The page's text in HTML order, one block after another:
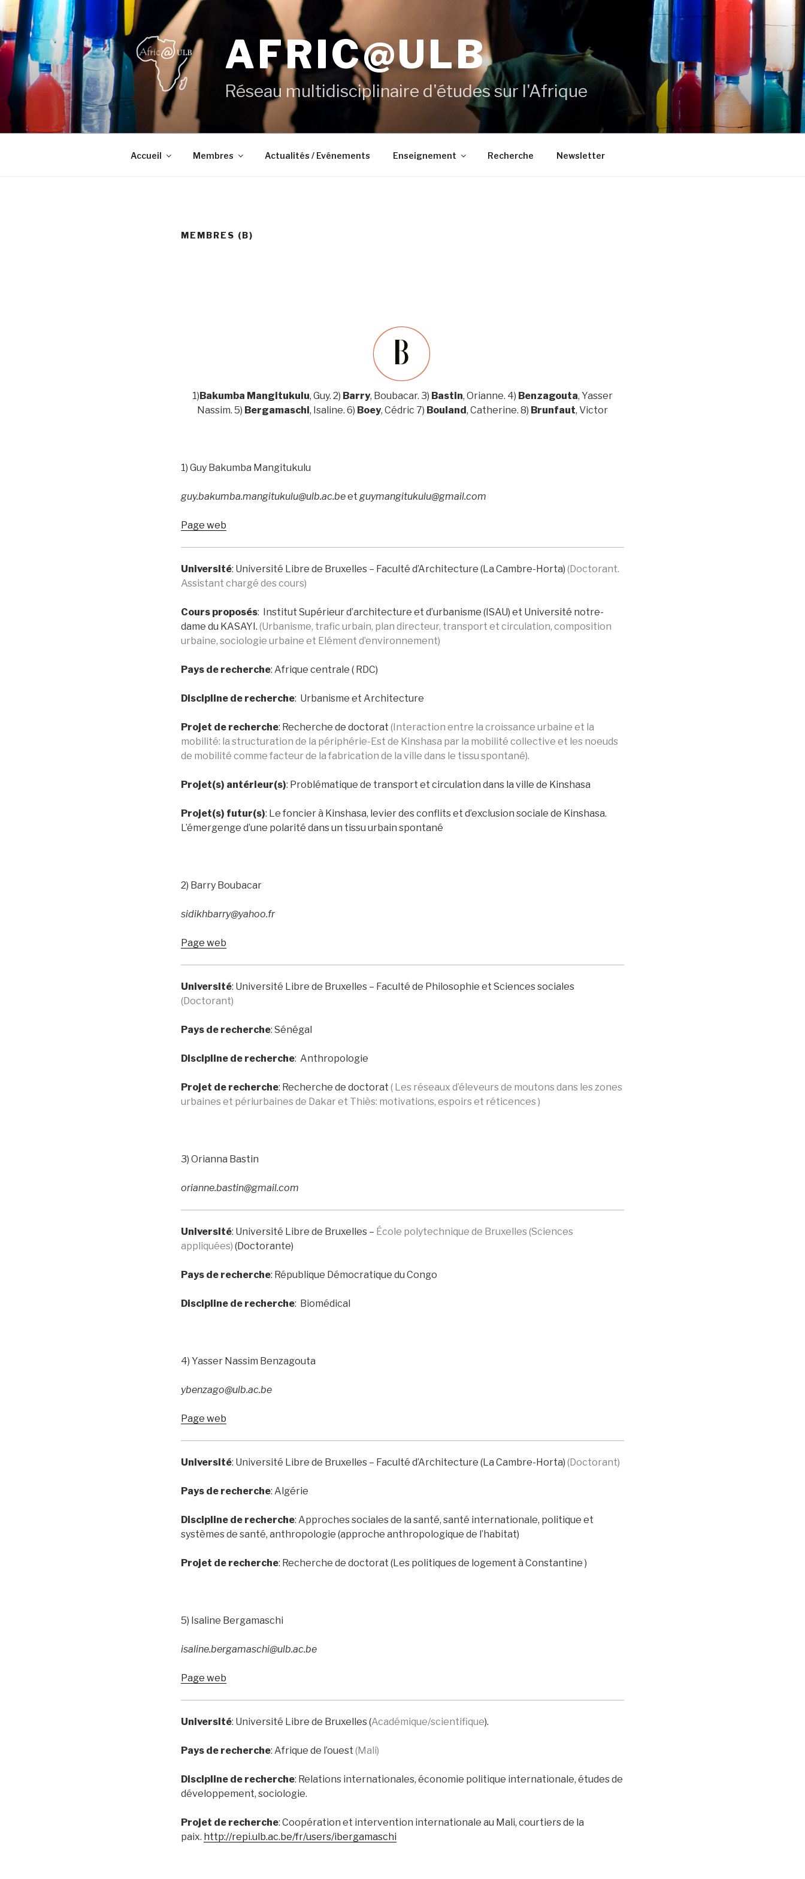
Aller
contenu
principal
AFRIC@ULB
Réseau multidisciplinaire d'études sur l'Afrique
Accueil Membres Actualités / Evénements Enseignement Recherche Newsletter
MEMBRES (B)
1)Bakumba Mangitukulu, Guy. 2) Barry, Boubacar. 3) Bastin, Orianne. 4) Benzagouta, Yasser
Nassim. 5) Bergamaschi, Isaline. 6) Boey, Cédric 7) Bouland, Catherine. 8) Brunfaut, Victor
1) Guy Bakumba Mangitukulu
guy.bakumba.mangitukulu@ulb.ac.beet guymangitukulu@gmail.com
Page web
Université: Université Libre de Bruxelles – Faculté d’Architecture (La Cambre-Horta) (Doctorant.
Assistant chargé des cours)
Cours proposés: Institut Supérieur d’architecture et d’urbanisme (ISAU) et Université notre-
dame du KASAYI. (Urbanisme, trafic urbain, plan directeur, transport et circulation, composition
urbaine, sociologie urbaine et Elément d’environnement)
Pays de recherche: Afrique centrale ( RDC)
Discipline de recherche: Urbanisme et Architecture
Projet de recherche: Recherche de doctorat (Interaction entre la croissance urbaine et la
mobilité: la structuration de la périphérie-Est de Kinshasa par la mobilité collective et les noeuds
de mobilité comme facteur de la fabrication de la ville dans le tissu spontané).
Projet(s) antérieur(s): Problématique de transport et circulation dans la ville de Kinshasa
Projet(s) futur(s): Le foncier à Kinshasa, levier des conflits et d’exclusion sociale de Kinshasa.
L’émergenge d’une polarité dans un tissu urbain spontané
2) Barry Boubacar
sidikhbarry@yahoo.fr
Page web
Université: Université Libre de Bruxelles – Faculté de Philosophie et Sciences sociales
(Doctorant)
Pays de recherche: Sénégal
Discipline de recherche: Anthropologie
Projet de recherche: Recherche de doctorat ( Les réseaux d’éleveurs de moutons dans les zones
urbaines et périurbaines de Dakar et Thiès: motivations, espoirs et réticences )
3) Orianna Bastin
orianne.bastin@gmail.com
Université: Université Libre de Bruxelles – École polytechnique de Bruxelles (Sciences
appliquées) (Doctorante)
Pays de recherche: République Démocratique du Congo
Discipline de recherche: Biomédical
4) Yasser Nassim Benzagouta
ybenzago@ulb.ac.be
Page web
Université: Université Libre de Bruxelles – Faculté d’Architecture (La Cambre-Horta) (Doctorant)
Pays de recherche: Algérie
Discipline de recherche: Approches sociales de la santé, santé internationale, politique et
systèmes de santé, anthropologie (approche anthropologique de l’habitat)
Projet de recherche: Recherche de doctorat (Les politiques de logement à Constantine )
5) Isaline Bergamaschi
isaline.bergamaschi@ulb.ac.be
Page web
Université: Université Libre de Bruxelles (Académique/scientifique).
Pays de recherche: Afrique de l’ouest (Mali)
Discipline de recherche: Relations internationales, économie politique internationale, études de
développement, sociologie.
Projet de recherche: Coopération et intervention internationale au Mali, courtiers de la
paix. http://repi.ulb.ac.be/fr/users/ibergamaschi